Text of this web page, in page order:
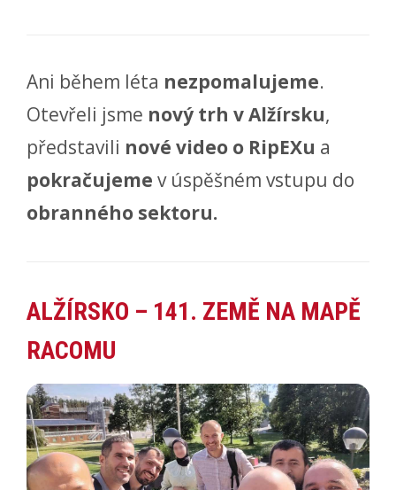
Ani během léta nezpomalujeme.
Otevřeli jsme nový trh v Alžírsku,
představili nové video o RipEXu a
pokračujeme v úspěšném vstupu do
obranného sektoru.
ALŽÍRSKO – 141. ZEMĚ NA MAPĚ
RACOMU